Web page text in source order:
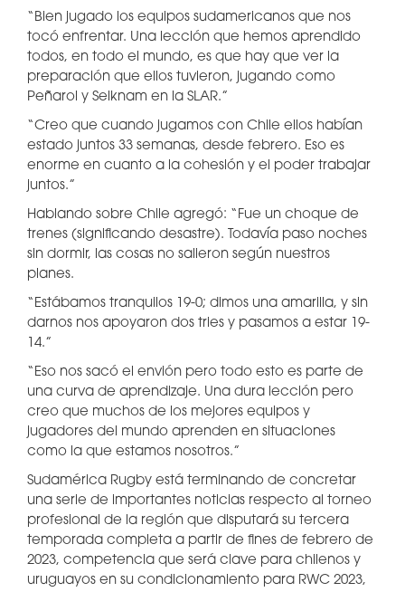
“Bien jugado los equipos sudamericanos que nos
tocó enfrentar. Una lección que hemos aprendido
todos, en todo el mundo, es que hay que ver la
preparación que ellos tuvieron, jugando como
Peñarol y Selknam en la SLAR.”
“Creo que cuando jugamos con Chile ellos habían
estado juntos 33 semanas, desde febrero. Eso es
enorme en cuanto a la cohesión y el poder trabajar
juntos.”
Hablando sobre Chile agregó: “Fue un choque de
trenes (significando desastre). Todavía paso noches
sin dormir, las cosas no salieron según nuestros
planes.
“Estábamos tranquilos 19-0; dimos una amarilla, y sin
darnos nos apoyaron dos tries y pasamos a estar 19-
14.”
“Eso nos sacó el envión pero todo esto es parte de
una curva de aprendizaje. Una dura lección pero
creo que muchos de los mejores equipos y
jugadores del mundo aprenden en situaciones
como la que estamos nosotros.”
Sudamérica Rugby está terminando de concretar
una serie de importantes noticias respecto al torneo
profesional de la región que disputará su tercera
temporada completa a partir de fines de febrero de
2023, competencia que será clave para chilenos y
uruguayos en su condicionamiento para RWC 2023,